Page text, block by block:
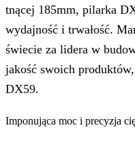
tnącej 185mm, pilarka
wydajność i trwałość.
świecie za lidera w
jakość swoich
DX59.
Imponująca moc i precyzja